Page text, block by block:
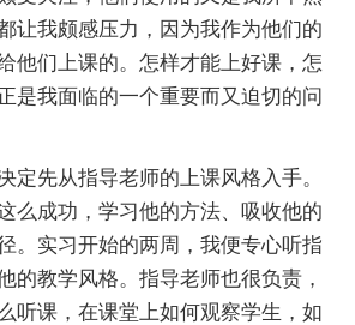
让我颇感压力，因为我作为他们的
他们上课的。怎样才能上好课，怎
是我面临的一个重要而又迫切的问
先从指导老师的上课风格入手。
么成功，学习他的方法、吸收他的
。实习开始的两周，我便专心听指
的教学风格。指导老师也很负责，
听课，在课堂上如何观察学生，如